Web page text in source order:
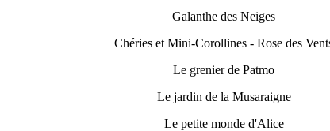
Galanthe des Neiges
Chéries et Mini-Corollines - Rose des
Le grenier de Patmo
Le jardin de la Musaraigne
Le petite monde d'Alice